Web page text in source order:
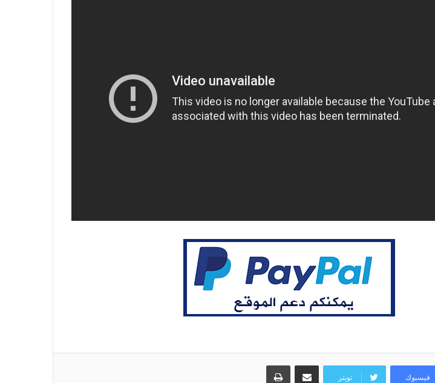
فيسبوك تويتر
مشاركة عبر البريد طباعة